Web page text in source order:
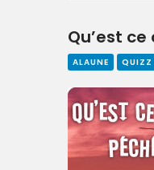
Qu’est ce
ALAUNE QUIZZ